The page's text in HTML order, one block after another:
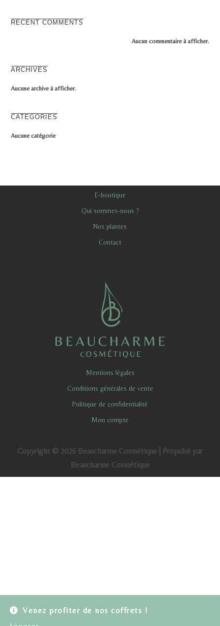
Venez profiter de nos coffrets !
RECENT COMMENTS
Aucun commentaire à afficher.
ARCHIVES
Aucune archive à afficher.
CATEGORIES
Aucune catégorie
E-boutique
Qui sommes-nous ?
Nos plantes
Contact
Mentions légales
Conditions générales de vente
Politique de confidentialité
Mon compte
Copyright © 2026 Beaucharme Cosmétique | Propulsé par
Beaucharme Cosmétique